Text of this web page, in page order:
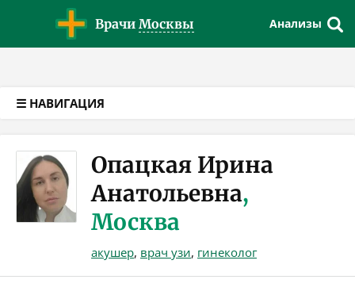
Врачи Москвы Анализы
☰ НАВИГАЦИЯ
Опацкая Ирина
Анатольевна,
Москва
акушер, врач узи, гинеколог